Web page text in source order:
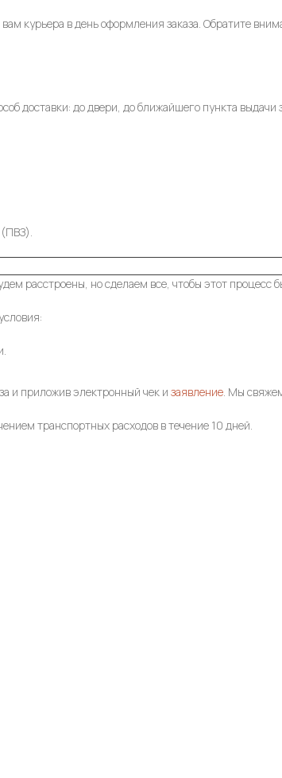
курьера в день оформления заказа. Обратите
доставки: до двери, до ближайшего пункта
(ПВЗ).
расстроены, но сделаем все, чтобы этот процесс
и приложив электронный чек и заявление. Мы
транспортных расходов в течение 10 дней.